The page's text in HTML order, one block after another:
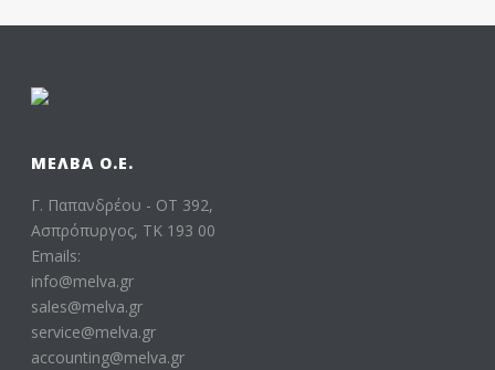
ΜΕΛΒΑ Ο.Ε.
Γ. Παπανδρέου - ΟΤ 392,
Ασπρόπυργος, ΤΚ 193 00
Emails:
info@melva.gr
sales@melva.gr
service@melva.gr
accounting@melva.gr